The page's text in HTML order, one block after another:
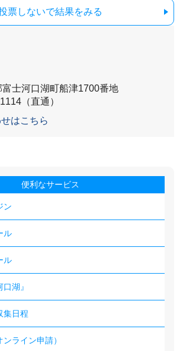
票しないで結果をみる
士河口湖町船津1700番地
（直通）
はこちら
便利なサービス
ン
ル
ル
湖』
集日程
ライン申請）